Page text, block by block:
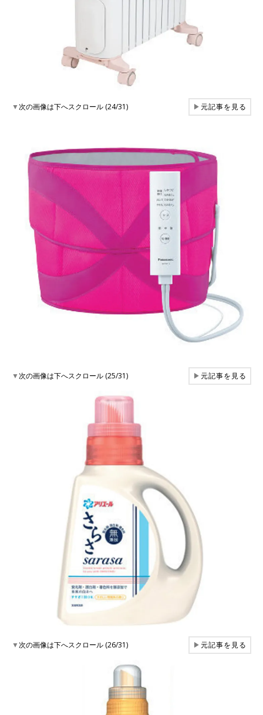
▼次の画像は下へスクロール (24/31) ▶元記事を見る
▼次の画像は下へスクロール (25/31) ▶元記事を見る
▼次の画像は下へスクロール (26/31) ▶元記事を見る